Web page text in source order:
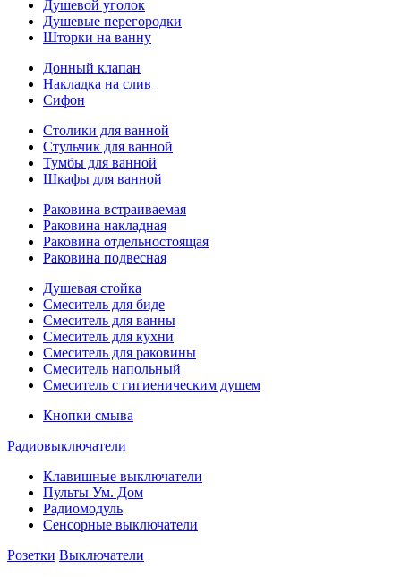
Душевой уголок
Душевые перегородки
Шторки на ванну
Донный клапан
Накладка на слив
Сифон
Столики для ванной
Стульчик для ванной
Тумбы для ванной
Шкафы для ванной
Раковина встраиваемая
Раковина накладная
Раковина отдельностоящая
Раковина подвесная
Душевая стойка
Смеситель для биде
Смеситель для ванны
Смеситель для кухни
Смеситель для раковины
Смеситель напольный
Смеситель с гигиеническим душем
Кнопки смыва
Радиовыключатели
Клавишные выключатели
Пульты Ум. Дом
Радиомодуль
Сенсорные выключатели
Розетки Выключатели